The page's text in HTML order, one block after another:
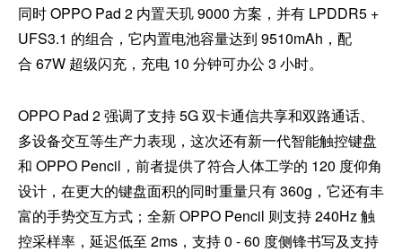
同时 OPPO Pad 2 内置天玑 9000 方案，并有 LPDDR5 +
UFS3.1 的组合，它内置电池容量达到 9510mAh，配
合 67W 超级闪充，充电 10 分钟可办公 3 小时。
OPPO Pad 2 强调了支持 5G 双卡通信共享和双路通话、
多设备交互等生产力表现，这次还有新一代智能触控键盘
和 OPPO Pencil，前者提供了符合人体工学的 120 度仰角
设计，在更大的键盘面积的同时重量只有 360g，它还有丰
富的手势交互方式；全新 OPPO Pencil 则支持 240Hz 触
控采样率，延迟低至 2ms，支持 0 - 60 度侧锋书写及支持